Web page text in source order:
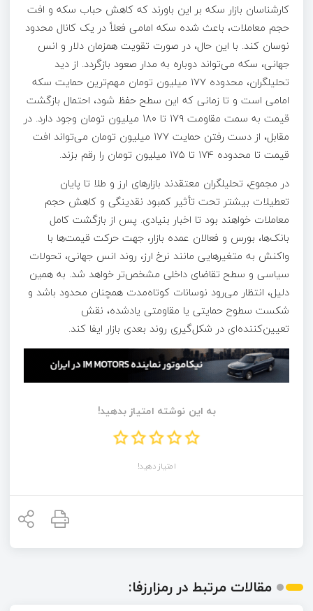
کارشناسان بازار سکه بر این باورند که کاهش حباب سکه و افت
حجم معاملات، باعث شده سکه امامی فعلاً در یک کانال محدود
نوسان کند. با این حال، در صورت تقویت همزمان دلار و انس
جهانی، سکه می‌تواند دوباره به مدار صعود بازگردد. از دید
تحلیلگران، محدوده ۱۷۷ میلیون تومان مهم‌ترین حمایت سکه
امامی است و تا زمانی که این سطح حفظ شود، احتمال بازگشت
قیمت به سمت مقاومت ۱۷۹ تا ۱۸۰ میلیون تومان وجود دارد. در
مقابل، از دست رفتن حمایت ۱۷۷ میلیون تومان می‌تواند افت
قیمت تا محدوده ۱۷۴ تا ۱۷۵ میلیون تومان را رقم بزند.
در مجموع، تحلیلگران معتقدند بازارهای ارز و طلا تا پایان
تعطیلات بیشتر تحت تأثیر کمبود نقدینگی و کاهش حجم
معاملات خواهند بود تا اخبار بنیادی. پس از بازگشت کامل
بانک‌ها، بورس و فعالان عمده بازار، جهت حرکت قیمت‌ها با
واکنش به متغیرهایی مانند نرخ ارز، روند انس جهانی، تحولات
سیاسی و سطح تقاضای داخلی مشخص‌تر خواهد شد. به همین
دلیل، انتظار می‌رود نوسانات کوتاه‌مدت همچنان محدود باشد و
شکست سطوح حمایتی یا مقاومتی یادشده، نقش
تعیین‌کننده‌ای در شکل‌گیری روند بعدی بازار ایفا کند.
به این نوشته امتیاز بدهید!
امتیاز دهید!
مقالات مرتبط در رمزارزفا: